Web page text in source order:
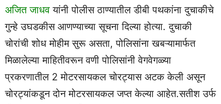
अजित जाधव यांनी पोलीस ठाण्यातील डीबी पथकांना दुचाकीचे
गुन्हे उघडकीस आणण्याच्या सूचना दिल्या होत्या. दुचाकी
चोरांची शोध मोहीम सुरू असता, पोलिसांना खबऱ्यामार्फत
मिळालेल्या माहितीवरून वणी पोलिसांनी वेगवेगळ्या
प्रकरणातील 2 मोटरसायकल चोरट्यास अटक केली असून
चोरट्यांकडून दोन मोटरसायकल जप्त केल्या आहेत.सतीश उर्फ